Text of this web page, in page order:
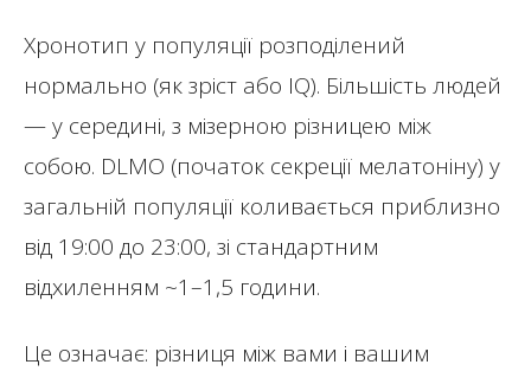
Хронотип у популяції розподілений
нормально (як зріст або IQ). Більшість людей
— у середині, з мізерною різницею між
собою. DLMO (початок секреції мелатоніну) у
загальній популяції коливається приблизно
від 19:00 до 23:00, зі стандартним
відхиленням ~1–1,5 години.
Це означає: різниця між вами і вашим